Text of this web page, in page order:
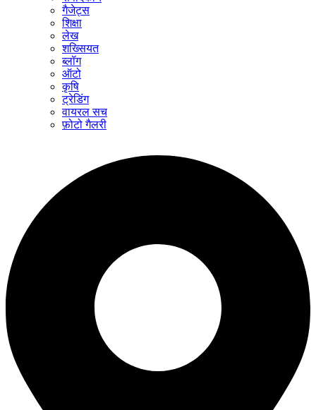
गैजेट्स
शिक्षा
लेख
शख्सियत
ब्लॉग
ऑटो
कृषि
ट्रेडिंग
वायरल सच
फ़ोटो गैलरी